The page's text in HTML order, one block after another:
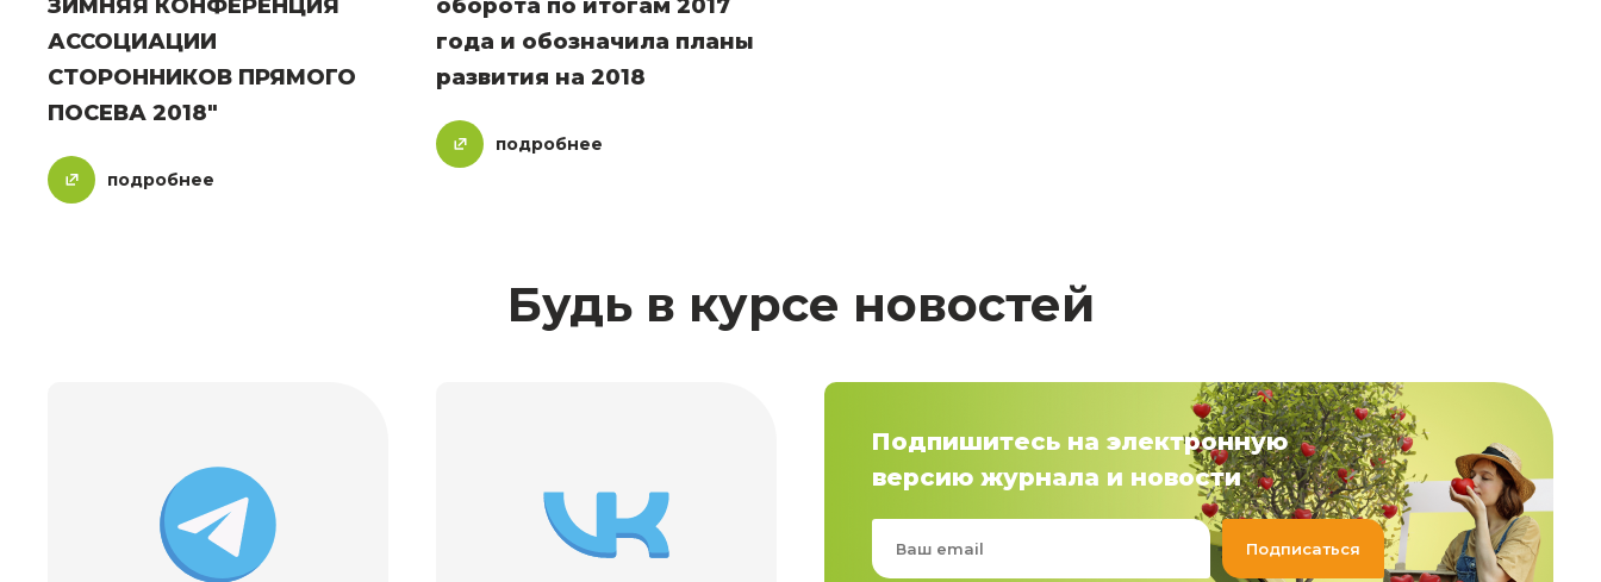
ЗИМНЯЯ КОНФЕРЕНЦИЯ
АССОЦИАЦИИ
СТОРОННИКОВ ПРЯМОГО
ПОСЕВА 2018"
подробнее
оборота по итогам 2017
года и обозначила планы
развития на 2018
подробнее
Будь в курсе новостей
Подпишитесь на электронную
версию журнала и новости